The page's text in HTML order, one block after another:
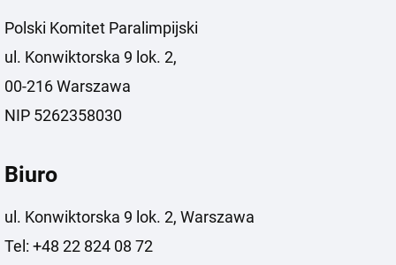
Polski Komitet Paralimpijski
ul. Konwiktorska 9 lok. 2,
00-216 Warszawa
NIP 5262358030
Biuro
ul. Konwiktorska 9 lok. 2, Warszawa
Tel: +48 22 824 08 72